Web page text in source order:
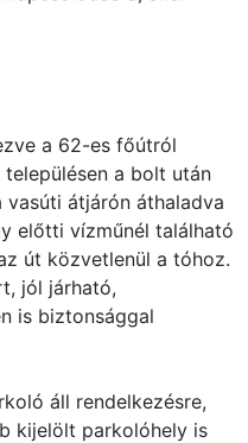
a 62-es főútról
a bolt után
átjárón áthaladva
előtti vízműnél található
út közvetlenül a tóhoz.
jól járható,
is biztonsággal
áll rendelkezésre,
kijelölt parkolóhely is